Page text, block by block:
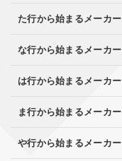
た行から始まるメーカー
な行から始まるメーカー
は行から始まるメーカー
ま行から始まるメーカー
や行から始まるメーカー